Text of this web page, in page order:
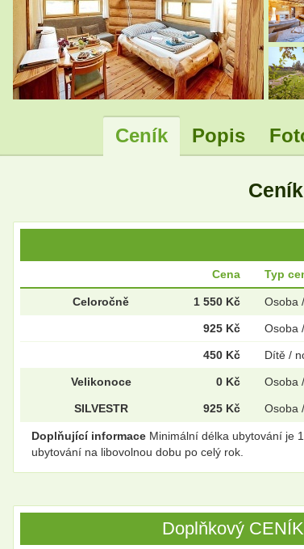
Ceník Popis
Cena Typ
Celoročně 1 550 Kč Osoba
925 Kč Osoba
450 Kč Dítě /
Velikonoce 0 Kč Osoba
SILVESTR 925 Kč Osoba
Doplňující informace Minimální délka ubytování je
ubytování na libovolnou dobu po celý rok.
Doplňkový